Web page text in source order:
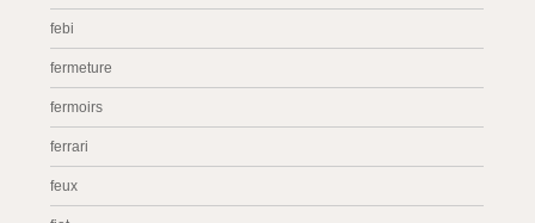
febi
fermeture
fermoirs
ferrari
feux